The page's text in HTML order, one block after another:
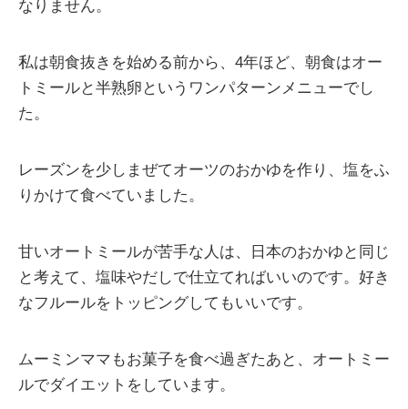
なりません。
私は朝食抜きを始める前から、4年ほど、朝食はオー
トミールと半熟卵というワンパターンメニューでし
た。
レーズンを少しまぜてオーツのおかゆを作り、塩をふ
りかけて食べていました。
甘いオートミールが苦手な人は、日本のおかゆと同じ
と考えて、塩味やだしで仕立てればいいのです。好き
なフルールをトッピングしてもいいです。
ムーミンママもお菓子を食べ過ぎたあと、オートミー
ルでダイエットをしています。